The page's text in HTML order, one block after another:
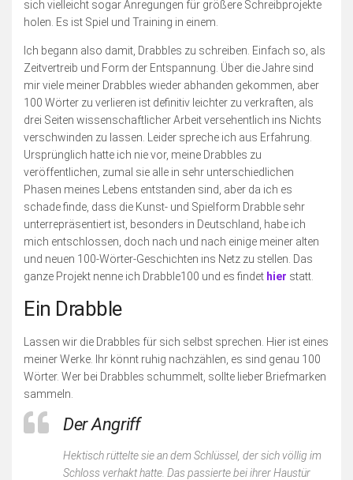
sich vielleicht sogar Anregungen für größere Schreibprojekte
holen. Es ist Spiel und Training in einem.
Ich begann also damit, Drabbles zu schreiben. Einfach so, als
Zeitvertreib und Form der Entspannung. Über die Jahre sind
mir viele meiner Drabbles wieder abhanden gekommen, aber
100 Wörter zu verlieren ist definitiv leichter zu verkraften, als
drei Seiten wissenschaftlicher Arbeit versehentlich ins Nichts
verschwinden zu lassen. Leider spreche ich aus Erfahrung.
Ursprünglich hatte ich nie vor, meine Drabbles zu
veröffentlichen, zumal sie alle in sehr unterschiedlichen
Phasen meines Lebens entstanden sind, aber da ich es
schade finde, dass die Kunst- und Spielform Drabble sehr
unterrepräsentiert ist, besonders in Deutschland, habe ich
mich entschlossen, doch nach und nach einige meiner alten
und neuen 100-Wörter-Geschichten ins Netz zu stellen. Das
ganze Projekt nenne ich Drabble100 und es findet hier statt.
Ein Drabble
Lassen wir die Drabbles für sich selbst sprechen. Hier ist eines
meiner Werke. Ihr könnt ruhig nachzählen, es sind genau 100
Wörter. Wer bei Drabbles schummelt, sollte lieber Briefmarken
sammeln.
Der Angriff
Hektisch rüttelte sie an dem Schlüssel, der sich völlig im
Schloss verhakt hatte. Das passierte bei ihrer Haustür